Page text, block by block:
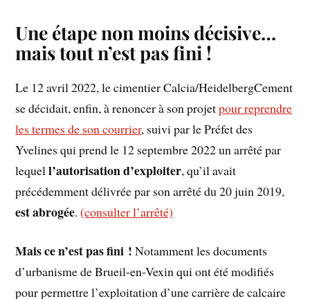
Une étape non moins décisive…
mais tout n’est pas fini !
Le 12 avril 2022, le cimentier Calcia/HeidelbergCement
se décidait, enfin, à renoncer à son projetpour reprendre
les termes de son courrier, suivi par le Préfet des
Yvelines qui prend le 12 septembre 2022 un arrêté par
lequell’autorisation d’exploiter, qu’il avait
précédemment délivrée par son arrêté du 20 juin 2019,
est abrogée.(consulter l’arrêté)
Mais ce n’est pas fini ! Notamment les documents
d’urbanisme de Brueil-en-Vexin qui ont été modifiés
pour permettre l’exploitation d’une carrière de calcaire